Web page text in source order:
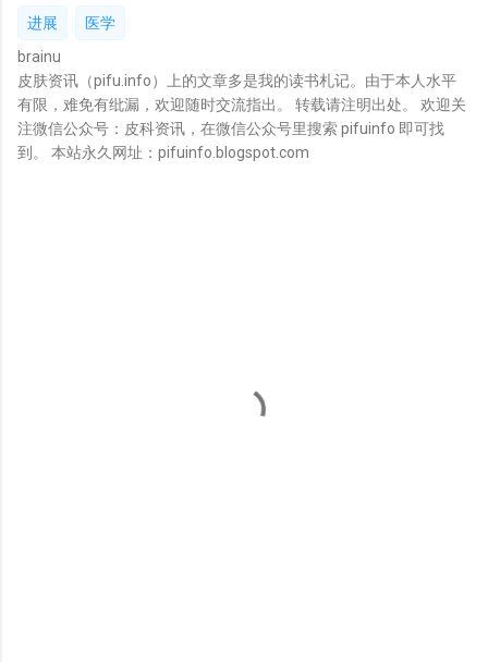
进展
医学
brainu
皮肤资讯（pifu.info）上的文章多是我的读书札记。由于本人水平
有限，难免有纰漏，欢迎随时交流指出。 转载请注明出处。 欢迎关
注微信公众号：皮科资讯，在微信公众号里搜索 pifuinfo 即可找
到。 本站永久网址：pifuinfo.blogspot.com